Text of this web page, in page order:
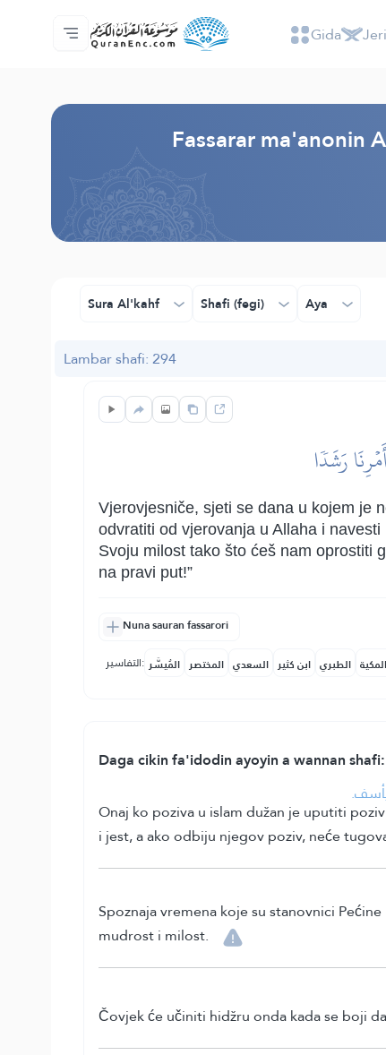
Gida
Jerin ginshikan taken fassarorin
Audio
Ayyukan masu bunkasawa - API
Dangane da wannan aikin
Ka tuntube mu
Harshe Gida
Fassarar ma'anonin
Sura Al'kahf Shafi (fegi) Aya
Lambar shafi: 294
رَشَدٗا
Vjerovjesniče, sjeti se dana u kojem je
odvratiti od vjerovanja u Allaha i
Svoju milost tako što ćeš nam oprostiti
na pravi put!”
Nuna sauran fassarori
التفاسير: المُيسَّر المختصر السعدي ابن كثير الطبري
Daga cikin fa'idodin ayoyin a wannan shafi:
Onaj ko poziva u islam dužan je uputiti
i jest, a ako odbiju njegov poziv, neće
Spoznaja vremena koje su stanovnici
mudrost i milost.
Čovjek će učiniti hidžru onda kada se boji